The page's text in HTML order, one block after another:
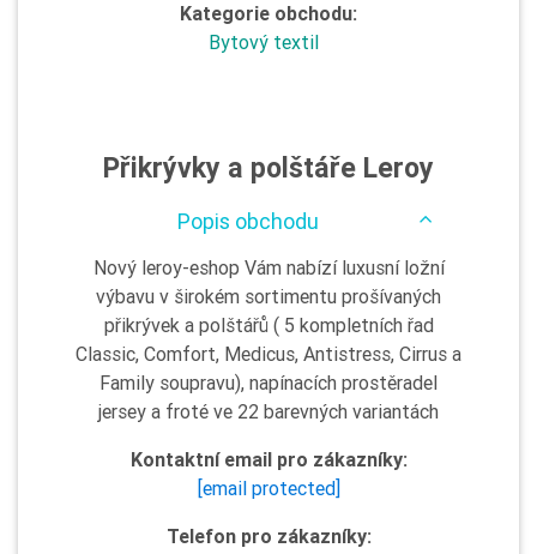
Kategorie obchodu:
Bytový textil
Přikrývky a polštáře Leroy
Popis obchodu
Nový leroy-eshop Vám nabízí luxusní ložní
výbavu v širokém sortimentu prošívaných
přikrývek a polštářů ( 5 kompletních řad
Classic, Comfort, Medicus, Antistress, Cirrus a
Family soupravu), napínacích prostěradel
jersey a froté ve 22 barevných variantách
Kontaktní email pro zákazníky:
[email protected]
Telefon pro zákazníky: